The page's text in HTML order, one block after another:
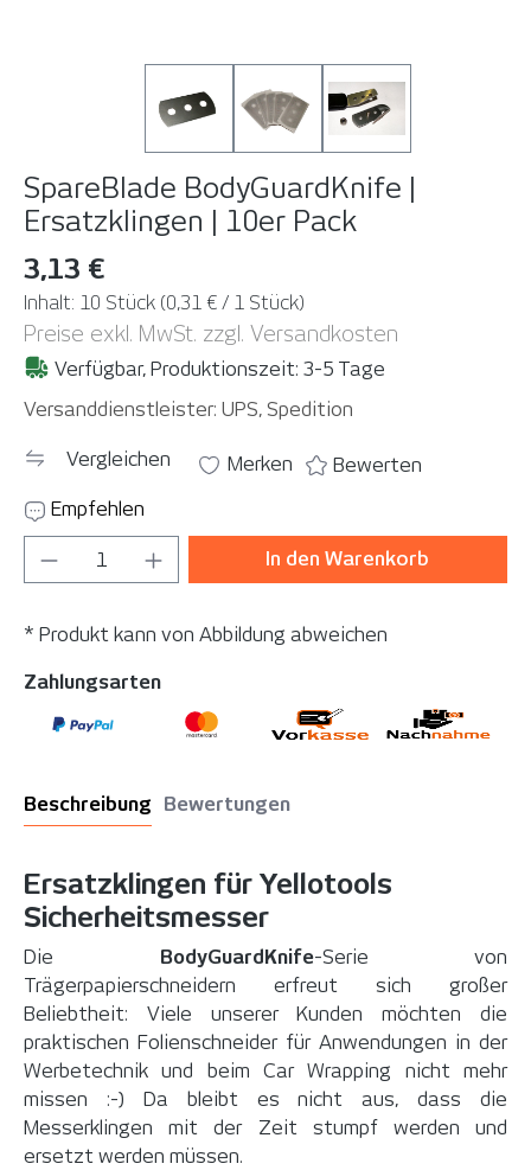
SpareBlade BodyGuardKnife |
Ersatzklingen | 10er Pack
3,13 €
Inhalt: 10 Stück (0,31 € / 1 Stück)
Preise exkl. MwSt. zzgl. Versandkosten
Verfügbar, Produktionszeit: 3-5 Tage
Versanddienstleister: UPS, Spedition
Vergleichen Merken
Bewerten
Empfehlen
Produkt Anzahl: Gib den gewünschten
In den Warenkorb
* Produkt kann von Abbildung abweichen
Zahlungsarten
Beschreibung Bewertungen
Ersatzklingen für Yellotools
Sicherheitsmesser
Die BodyGuardKnife-Serie von
Trägerpapierschneidern erfreut sich großer
Beliebtheit: Viele unserer Kunden möchten die
praktischen Folienschneider für Anwendungen in der
Werbetechnik und beim Car Wrapping nicht mehr
missen :-) Da bleibt es nicht aus, dass die
Messerklingen mit der Zeit stumpf werden und
ersetzt werden müssen.